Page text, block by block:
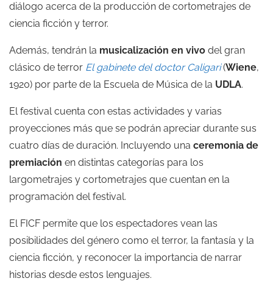
diálogo acerca de la producción de cortometrajes de
ciencia ficción y terror.
Además, tendrán la musicalización en vivo del gran
clásico de terror El gabinete del doctor Caligari(Wiene,
1920) por parte de la Escuela de Música de la UDLA.
El festival cuenta con estas actividades y varias
proyecciones más que se podrán apreciar durante sus
cuatro días de duración. Incluyendo una ceremonia de
premiación en distintas categorías para los
largometrajes y cortometrajes que cuentan en la
programación del festival.
El FICF permite que los espectadores vean las
posibilidades del género como el terror, la fantasía y la
ciencia ficción, y reconocer la importancia de narrar
historias desde estos lenguajes.